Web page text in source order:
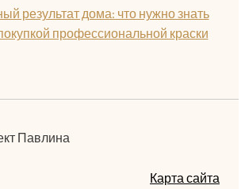
результат дома: что нужно знать
профессиональной краски
Павлина
Карта сайта